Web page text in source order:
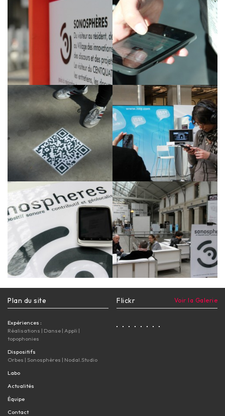
Plan du site
Expériences :
Réalisations | Danse | Appli |
topophonies
Dispositifs
Orbes | Sonosphères | Nodal.Studio
Labo
Actualités
Équipe
Contact
Flickr Voir la Galerie